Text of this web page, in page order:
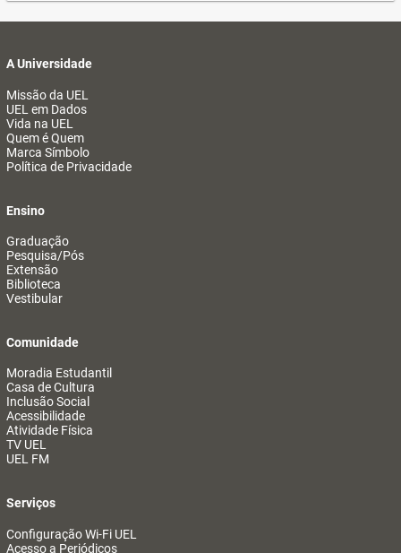
A Universidade
Missão da UEL
UEL em Dados
Vida na UEL
Quem é Quem
Marca Símbolo
Política de Privacidade
Ensino
Graduação
Pesquisa/Pós
Extensão
Biblioteca
Vestibular
Comunidade
Moradia Estudantil
Casa de Cultura
Inclusão Social
Acessibilidade
Atividade Física
TV UEL
UEL FM
Serviços
Configuração Wi-Fi UEL
Acesso a Periódicos